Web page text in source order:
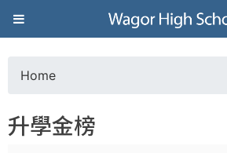
Jump to navigation
葳
格
高
o
Home
升學金榜